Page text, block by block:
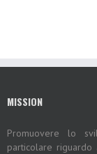
MISSION
Promuovere lo
particolare